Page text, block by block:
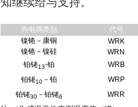
热电偶类别
代号
镍铬－康铜
WRK
镍铬－镍硅
WRN
铂铑13-铂
WRB
铂铑10 －铂
WRP
铂铑30 －铂铑6 WRR